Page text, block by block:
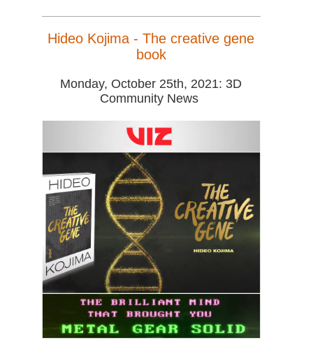
Hideo Kojima - The creative gene
book
Monday, October 25th, 2021: 3D
Community News